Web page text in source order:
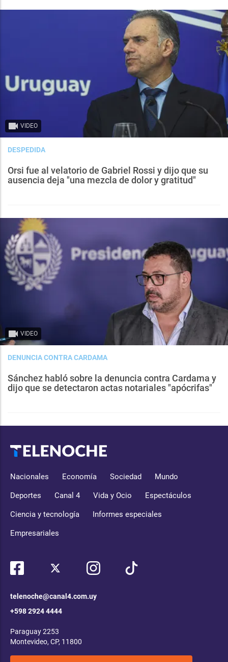
VIDEO
DESPEDIDA
Orsi fue al velatorio de Gabriel Rossi y dijo que su
ausencia deja "una mezcla de dolor y gratitud"
VIDEO
DENUNCIA CONTRA CARDAMA
Sánchez habló sobre la denuncia contra Cardama y
dijo que se detectaron actas notariales "apócrifas"
Nacionales Economía Sociedad Mundo
Deportes Canal 4 Vida y Ocio Espectáculos
Ciencia y tecnología Informes especiales
Empresariales
telenoche@canal4.com.uy
+598 2924 4444
Paraguay 2253
Montevideo, CP, 11800